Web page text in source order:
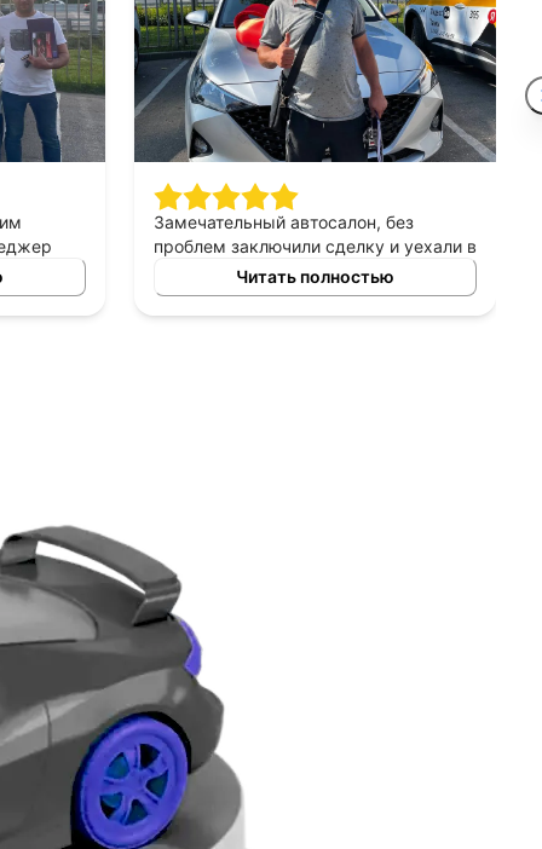
авто
Замечательный автосалон, без
проблем заключили сделку и уехали в
этот же день на новой машине.
Рекомендую!
Читать полностью